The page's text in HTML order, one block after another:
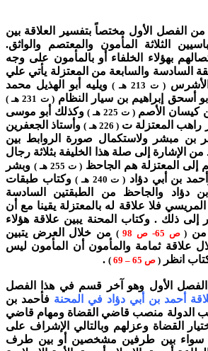
الفصل الأول مختصاً بتفسير العلاقة بين
الثلاثة المأمون والمعتصم والواثق.
بهؤلاء الخلفاء أو بالمأمون على وجه
السادسة والسابعة من المعتزلة يأتي علي
الأشرس( ت 213 هـ )
ويليه أبو الهذيل محمد
أسحق إبراهيم بن سيار النظام( ت 231 هـ )
كيسان الأصم( ت 225 هـ )
وكذلك أبو موسى
راهب المعتزلة ت( 226 هـ )
وأستاذ الجعفرين
مبشر ولاستكمال صورة الروابط بين
من الإشارة إلى صلة هذا الخليفة بثلاثة رجال
إلى المعتزلة هم الجاحظ ( ت 255 هـ )
وبشر
بن أبي دؤاد ( ت 240 هـ )
وكتاب طبقات
دؤاد والجاحظ من الطبقتين السادسة
فلا علاقة له بالمعتزلة يقينا مع أن
إلى ذلك . وكتاب المحنة يبين علاقة هؤلاء
من (ص 65- ص 98 ) من خلال العرض يتبين
علاقة ثمامة والمأمون أن المأمون ليس
انظر ( ص 65 – 69 )
.
الفصل الأول وهو آخر قسم في هذا الفصل
أحمد بن أبي دؤاد في المحنة فأحمد بن
الدولة منصب قاضي القضاة ومهام قاضي
القضاة وعزلهم وبالتالي الإشراف على
سواء بين طرفين مشخصين أو بين طرف